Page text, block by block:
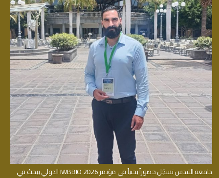
جامعة القدس تسجّل حضوراً بحثياً في مؤتمر IWBBIO 2026 الدولي ببحث في